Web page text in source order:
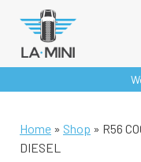
to
Home » Shop » R56
DIESEL